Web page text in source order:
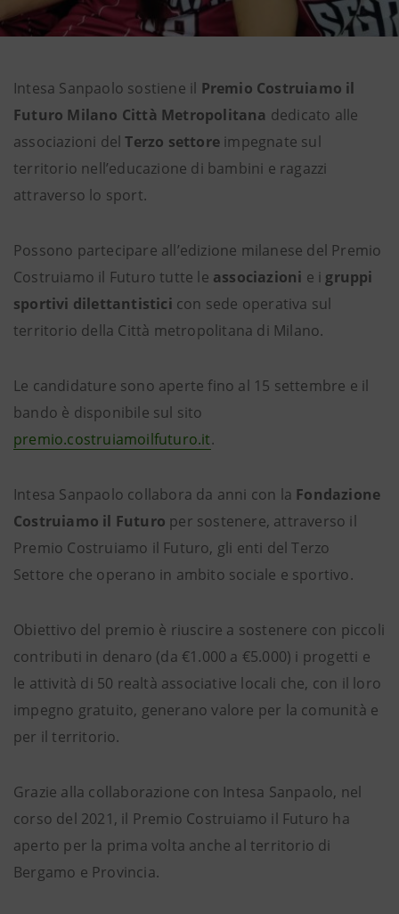
Intesa Sanpaolo sostiene il Premio Costruiamo il
Futuro Milano Città Metropolitana dedicato alle
associazioni delTerzo settore impegnate sul
territorio nell’educazione di bambini e ragazzi
attraverso lo sport.
Possono partecipare all’edizione milanese del Premio
Costruiamo il Futuro tutte le associazioni e i gruppi
sportivi dilettantistici con sede operativa sul
territorio della Città metropolitana di Milano.
Le candidature sono aperte fino al 15 settembre e il
bando è disponibile sul sito
premio.costruiamoilfuturo.it.
Intesa Sanpaolo collabora da anni con la Fondazione
Costruiamo il Futuro per sostenere, attraverso il
Premio Costruiamo il Futuro, gli enti del Terzo
Settore che operano in ambito sociale e sportivo.
Obiettivo del premio è riuscire a sostenere con piccoli
contributi in denaro (da €1.000 a €5.000) i progetti e
le attività di 50 realtà associative locali che, con il loro
impegno gratuito, generano valore per la comunità e
per il territorio.
Grazie alla collaborazione con Intesa Sanpaolo, nel
corso del 2021, il Premio Costruiamo il Futuro ha
aperto per la prima volta anche al territorio di
Bergamo e Provincia.